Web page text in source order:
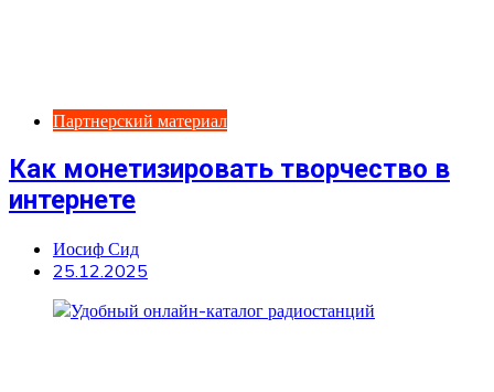
Партнерский материал
Как монетизировать творчество в
интернете
Иосиф Сид
25.12.2025